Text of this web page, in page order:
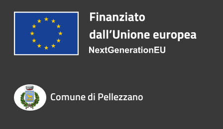
Comune di Pellezzano